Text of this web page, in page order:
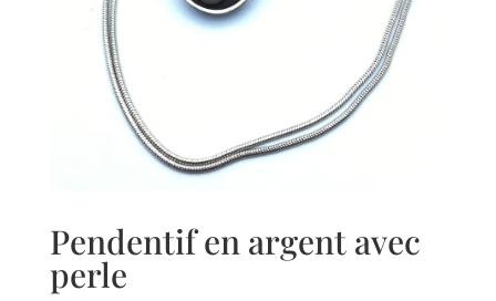
Pendentif en argent avec
perle